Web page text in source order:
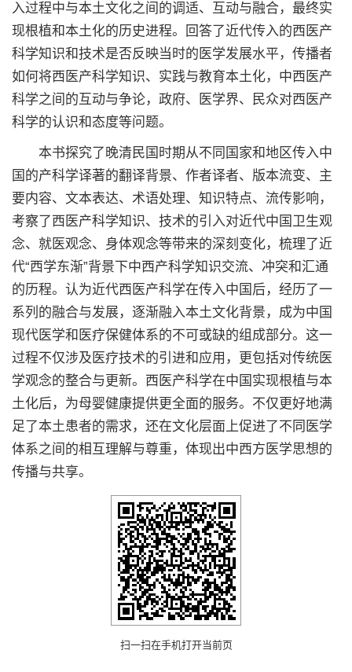
入过程中与本土文化之间的调适、互动与融合，最终实
现根植和本土化的历史进程。回答了近代传入的西医产
科学知识和技术是否反映当时的医学发展水平，传播者
如何将西医产科学知识、实践与教育本土化，中西医产
科学之间的互动与争论，政府、医学界、民众对西医产
科学的认识和态度等问题。
本书探究了晚清民国时期从不同国家和地区传入中
国的产科学译著的翻译背景、作者译者、版本流变、主
要内容、文本表达、术语处理、知识特点、流传影响，
考察了西医产科学知识、技术的引入对近代中国卫生观
念、就医观念、身体观念等带来的深刻变化，梳理了近
代“西学东渐”背景下中西产科学知识交流、冲突和汇通
的历程。认为近代西医产科学在传入中国后，经历了一
系列的融合与发展，逐渐融入本土文化背景，成为中国
现代医学和医疗保健体系的不可或缺的组成部分。这一
过程不仅涉及医疗技术的引进和应用，更包括对传统医
学观念的整合与更新。西医产科学在中国实现根植与本
土化后，为母婴健康提供更全面的服务。不仅更好地满
足了本土患者的需求，还在文化层面上促进了不同医学
体系之间的相互理解与尊重，体现出中西方医学思想的
传播与共享。
扫一扫在手机打开当前页